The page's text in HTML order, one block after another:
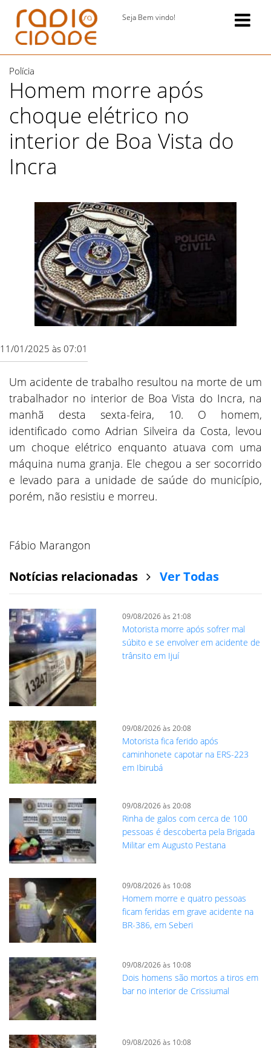
Seja Bem vindo!
Polícia
Homem morre após
choque elétrico no
interior de Boa Vista do
Incra
11/01/2025 às 07:01
Um acidente de trabalho resultou na morte de um
trabalhador no interior de Boa Vista do Incra, na
manhã desta sexta-feira, 10. O homem,
identificado como Adrian Silveira da Costa, levou
um choque elétrico enquanto atuava com uma
máquina numa granja. Ele chegou a ser socorrido
e levado para a unidade de saúde do município,
porém, não resistiu e morreu.
Fábio Marangon
Notícias relacionadas Ver Todas
09/08/2026 às 21:08
Motorista morre após sofrer mal
súbito e se envolver em acidente de
trânsito em Ijuí
09/08/2026 às 20:08
Motorista fica ferido após
caminhonete capotar na ERS-223
em Ibirubá
09/08/2026 às 20:08
Rinha de galos com cerca de 100
pessoas é descoberta pela Brigada
Militar em Augusto Pestana
09/08/2026 às 10:08
Homem morre e quatro pessoas
ficam feridas em grave acidente na
BR-386, em Seberi
09/08/2026 às 10:08
Dois homens são mortos a tiros em
bar no interior de Crissiumal
09/08/2026 às 10:08